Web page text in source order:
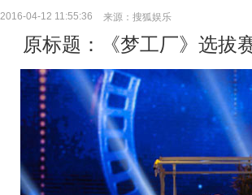
2016-04-12 11:55:36 来源： 搜狐娱乐
原标题：《梦工厂》选拔